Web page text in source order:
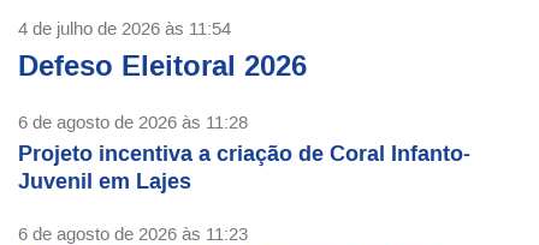
4 de julho de 2026 às 11:54
Defeso Eleitoral 2026
6 de agosto de 2026 às 11:28
Projeto incentiva a criação de Coral Infanto-
Juvenil em Lajes
6 de agosto de 2026 às 11:23